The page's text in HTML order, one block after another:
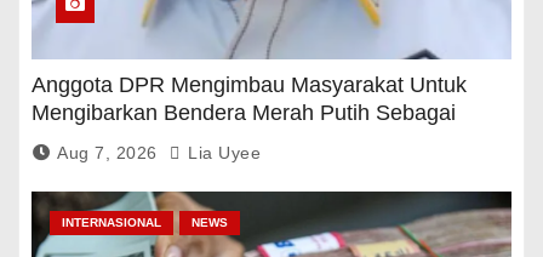
Anggota DPR Mengimbau Masyarakat Untuk
Mengibarkan Bendera Merah Putih Sebagai
Tanda Rasa Terima Kasih
Aug 7, 2026 Lia Uyee
INTERNASIONAL NEWS